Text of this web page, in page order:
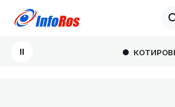
КОТИРОВКИ